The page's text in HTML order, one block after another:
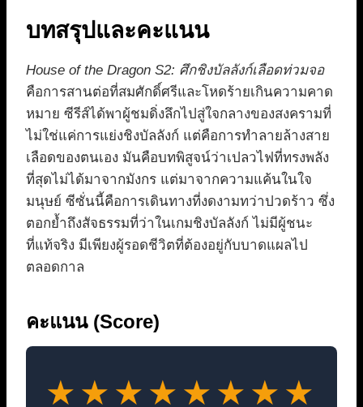
บทสรุปและคะแนน
House of the Dragon S2: ศึกชิงบัลลังก์เลือดท่วมจอ
คือการสานต่อที่สมศักดิ์ศรีและโหดร้ายเกินความคาด
หมาย ซีรีส์ได้พาผู้ชมดิ่งลึกไปสู่ใจกลางของสงครามที่
ไม่ใช่แค่การแย่งชิงบัลลังก์ แต่คือการทำลายล้างสาย
เลือดของตนเอง มันคือบทพิสูจน์ว่าเปลวไฟที่ทรงพลัง
ที่สุดไม่ได้มาจากมังกร แต่มาจากความแค้นในใจ
มนุษย์ ซีซั่นนี้คือการเดินทางที่งดงามทว่าปวดร้าว ซึ่ง
ตอกย้ำถึงสัจธรรมที่ว่าในเกมชิงบัลลังก์ ไม่มีผู้ชนะ
ที่แท้จริง มีเพียงผู้รอดชีวิตที่ต้องอยู่กับบาดแผลไป
ตลอดกาล
คะแนน (Score)
★★★★★★★★